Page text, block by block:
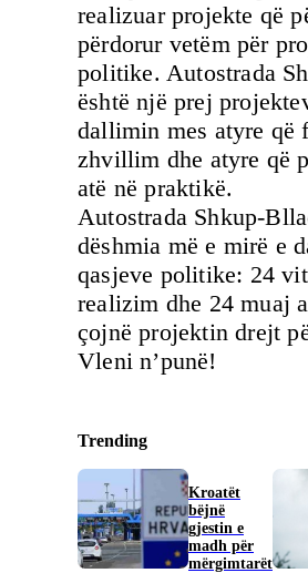
realizuar projekte që
përdorur vetëm për
politike. Autostrada
është një prej
dallimin mes atyre që
zhvillim dhe atyre që
atë në praktikë.
Autostrada Shkup-
dëshmia më e mirë e
qasjeve politike: 24
realizim dhe 24 muaj
çojnë projektin drejt
Vleni n’punë!
Trending
Kroatët
bëjnë
gjestin e
madh për
mërgimtarët